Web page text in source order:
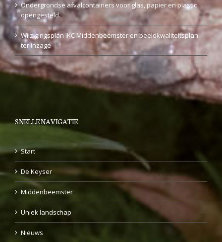
Ondergrondse afvalcontainers voor glas, papier en plastic
opengesteld.
Wijzigingsplan IKC Middenbeemster en beeldkwaliteitsplan
ter inzage
SNELLE NAVIGATIE
Start
De Keyser
Middenbeemster
Uniek landschap
Nieuws